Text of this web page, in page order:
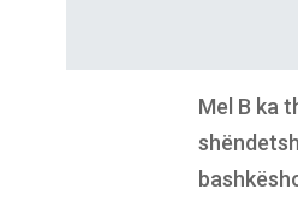
Mel B ka